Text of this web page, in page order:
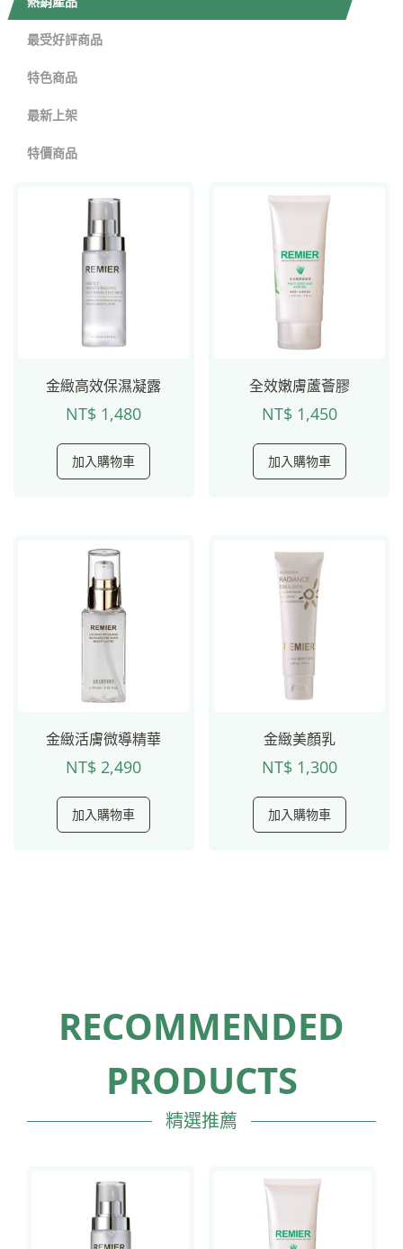
最受好評商品
特色商品
最新上架
特價商品
金緻高效保濕凝露
NT$ 1,480
加入購物車
全效嫩膚蘆薈膠
NT$1,450
加入購物車
金緻活膚微導精華
NT$ 2,490
加入購物車
金緻美顏乳
NT$1,300
加入購物車
RECOMMENDED
PRODUCTS
精選推薦